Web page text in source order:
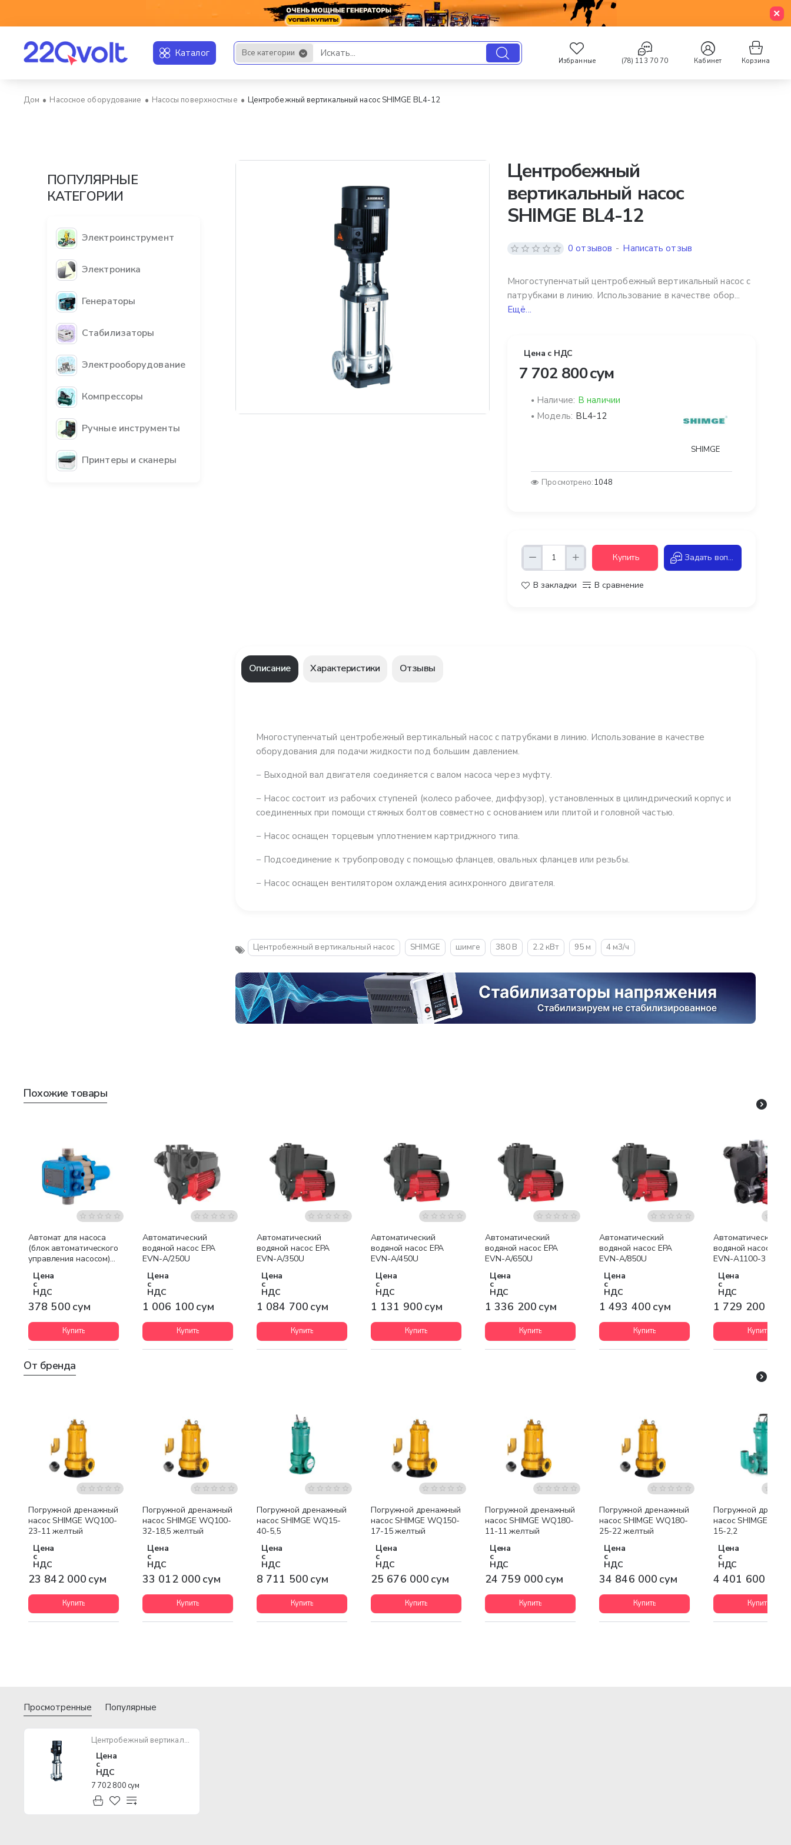
Каталог Все категории
Искать... Избранные (78) 113 70 70 Кабинет Корзина
Насосное оборудование Насосы поверхностные Центробежный вертикальный насос SHIMGE BL4-12
ПОПУЛЯРНЫЕ
КАТЕГОРИИ
Электроинструмент
Электроника
Генераторы
Стабилизаторы
Электрооборудование
Компрессоры
Ручные инструменты
Принтеры и сканеры
Центробежный
вертикальный насос
SHIMGE BL4-12
Многоступенчатый центробежный вертикальный насос с
патрубками в линию. Использование в качестве обор...
Ещё...
0 отзывов - Написать отзыв
Цена с НДС
7 702 800 сум
Наличие: В наличии
Модель: BL4-12
SHIMGE
Просмотрено:1048
Купить Задать вопрос
В закладки В сравнение
Описание Характеристики Отзывы
Многоступенчатый центробежный вертикальный насос с патрубками в линию. Использование в качестве
оборудования для подачи жидкости под большим давлением.
− Выходной вал двигателя соединяется с валом насоса через муфту.
− Насос состоит из рабочих ступеней (колесо рабочее, диффузор), установленных в цилиндрический корпус и
соединенных при помощи стяжных болтов совместно с основанием или плитой и головной частью.
− Насос оснащен торцевым уплотнением картриджного типа.
− Подсоединение к трубопроводу с помощью фланцев, овальных фланцев или резьбы.
− Насос оснащен вентилятором охлаждения асинхронного двигателя.
Центробежный вертикальный насос SHIMGE шимге 380 В 2.2 кВт 95 м 4 м3/ч
Похожие товары
Автомат для насоса
(блок автоматического
управления насосом)
Цена
с
НДС
378 500 сум
Купить
Автоматический
водяной насос EPA
EVN-A/250U
Цена
с
НДС
1 006 100 сум
Купить
Бесплатная доставка
Автоматический
водяной насос EPA
EVN-A/350U
Цена
с
НДС
1 084 700 сум
Купить
Бесплатная доставка
Автоматический
водяной насос EPA
EVN-A/450U
Цена
с
НДС
1 131 900 сум
Купить
Бесплатная доставка
Автоматический
водяной насос EPA
EVN-A/650U
Цена
с
НДС
1 336 200 сум
Купить
Бесплатная доставка
Автоматический
водяной насос EPA
EVN-A/850U
Цена
с
НДС
1 493 400 сум
Купить
Автоматический
водяной насос EPA
EVN-A1100-3
Цена
с
НДС
1 729 200 сум
Купить
От бренда
Бесплатная доставка
Погружной дренажный
насос SHIMGE WQ100-
23-11 желтый
Цена
с
НДС
23 842 000 сум
Купить
Бесплатная доставка
Погружной дренажный
насос SHIMGE WQ100-
32-18,5 желтый
Цена
с
НДС
33 012 000 сум
Купить
Бесплатная доставка
Погружной дренажный
насос SHIMGE WQ15-
40-5,5
Цена
с
НДС
8 711 500 сум
Купить
Бесплатная доставка
Погружной дренажный
насос SHIMGE WQ150-
17-15 желтый
Цена
с
НДС
25 676 000 сум
Купить
Бесплатная доставка
Погружной дренажный
насос SHIMGE WQ180-
11-11 желтый
Цена
с
НДС
24 759 000 сум
Купить
Бесплатная доставка
Погружной дренажный
насос SHIMGE WQ180-
25-22 желтый
Цена
с
НДС
34 846 000 сум
Купить
Бесплатная доставка
Погружной
насос SHIMGE
15-2,2
Цена
с
НДС
4 401 600 сум
Купить
Просмотренные Популярные
Центробежный вертикальный насос SHIMGE BL4-12
Цена
с
НДС
7 702 800 сум